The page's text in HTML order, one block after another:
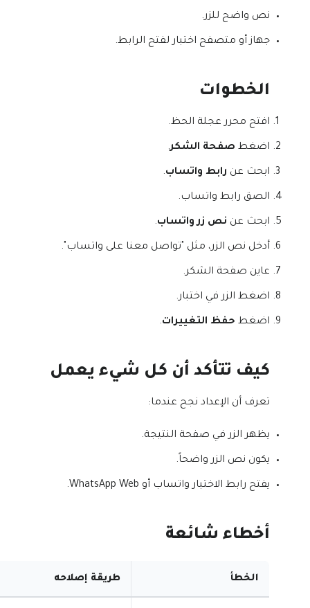
نص واضح للزر.
جهاز أو متصفح اختبار لفتح الرابط.
الخطوات
افتح محرر عجلة الحظ.
اضغط صفحة الشكر.
ابحث عن رابط واتساب.
الصق رابط واتساب.
ابحث عن نص زر واتساب.
أدخل نص الزر، مثل "تواصل معنا على واتساب".
عاين صفحة الشكر.
اضغط الزر في اختبار.
اضغط حفظ التغييرات.
كيف تتأكد أن كل شيء يعمل
تعرف أن الإعداد نجح عندما:
يظهر الزر في صفحة النتيجة.
يكون نص الزر واضحاً.
يفتح رابط الاختبار واتساب أو WhatsApp Web.
أخطاء شائعة
الخطأ طريقة إصلاحه